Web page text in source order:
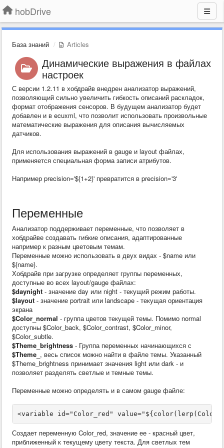
hobDrive
База знаний Articles
Динамические выражения в файлах
настроек
С версии 1.2.11 в хобдрайв внедрен анализатор выражений,
позволяющий сильно увеличить гибкость описаний раскладок,
формат отображения сенсоров. В будущем анализатор будет
добавлен и в ecuxml, что позволит использовать произвольные
математические выражения для описания вычисляемых
датчиков.
Для использования выражений в gauge и layout файлах,
применяется специальная форма записи атрибутов.
Например precision='${1+2}' превратится в precision='3'
Переменные
Анализатор поддерживает переменные, что позволяет в
хобдрайве создавать гибкие описания, адаптированные
например к разным цветовым темам.
Переменные можно использовать в двух видах - $name или
${name}.
Хобдрайв при загрузке определяет группы переменных,
доступные во всех layout/gauge файлах:
$daynight - значение day или night - текущий режим работы.
$layout - значение portrait или landscape - текущая ориентация
экрана
$Color_normal - группа цветов текущей темы. Помимо normal
доступны $Color_back, $Color_contrast, $Color_minor,
$Color_subtle.
$Theme_brightness - Группа переменных начинающихся с
$Theme_ , весь список можно найти в файле темы. Указанный
$Theme_brightness принимает значения light или dark - и
позволяет разделять светлые и темные темы.
Переменные можно определять и в самом gauge файле:
Создает переменную Color_red, значение ее - красный цвет,
приближенный к текущему цвету текста. Для светлых тем